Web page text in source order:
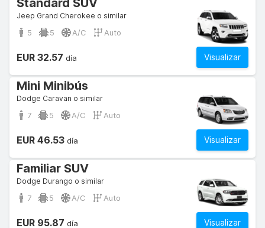
Standard SUV
Jeep Grand Cherokee o similar
5 5 A/C Auto
Visualizar
EUR 32.57 día
Mini Minibús
Dodge Caravan o similar
7 5 A/C Auto
Visualizar
EUR 46.53 día
Familiar SUV
Dodge Durango o similar
7 5 A/C Auto
Visualizar
EUR 95.87 día